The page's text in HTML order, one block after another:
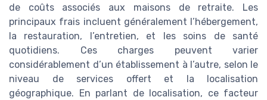
de coûts associés aux maisons de retraite. Les
principaux frais incluent généralement l’hébergement,
la restauration, l’entretien, et les soins de santé
quotidiens. Ces charges peuvent varier
considérablement d’un établissement à l’autre, selon le
niveau de services offert et la localisation
géographique. En parlant de localisation, ce facteur